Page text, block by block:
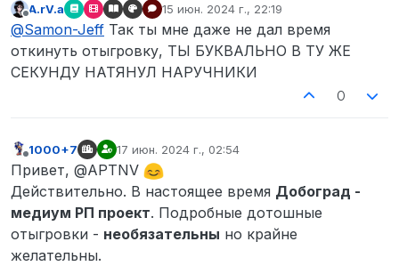
нож был запрещен, каким он не мог быть.
Ты ничего не кинул и даже не написал в лоос
что хотел бы кинуть отыгровку, для это у тебя
было достаточно время.
@Samon-JeffТак ты мне даже не дал
время откинуть отыгровку, ТЫ
БУКВАЛЬНО В ТУ ЖЕ СЕКУНДУ
НАТЯНУЛ НАРУЧНИКИ
Ты щас себе врешь или кому?
Не в сети
A.rV.a 15 июн. 2024 г., 22:19
отредактировано
@Samon-Jeff Так ты мне даже не дал время
откинуть отыгровку, ТЫ БУКВАЛЬНО В ТУ ЖЕ
СЕКУНДУ НАТЯНУЛ НАРУЧНИКИ
0
Не в сети
1000+7 17 июн. 2024 г., 02:54
отредактировано
Привет, @APTNV
Действительно. В настоящее время Добоград -
медиум РП проект. Подробные дотошные
отыгровки - необязательны но крайне
желательны.